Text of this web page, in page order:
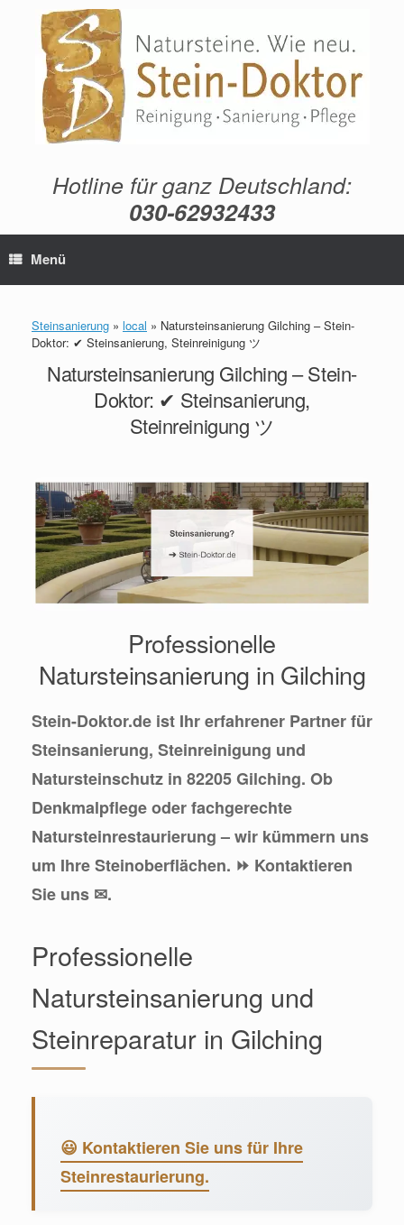
springen
Hotline für ganz Deutschland:
030-62932433
Menü
Steinsanierung » local » Natursteinsanierung Gilching – Stein-
Doktor: ✔ Steinsanierung, Steinreinigung ツ
Natursteinsanierung Gilching – Stein-
Doktor: ✔ Steinsanierung,
Steinreinigung ツ
Professionelle
Natursteinsanierung in Gilching
Stein-Doktor.de ist Ihr erfahrener Partner für
Steinsanierung, Steinreinigung und
Natursteinschutz in 82205 Gilching. Ob
Denkmalpflege oder fachgerechte
Natursteinrestaurierung – wir kümmern uns
um Ihre Steinoberflächen. ⏩ Kontaktieren
Sie uns ✉.
Professionelle
Natursteinsanierung und
Steinreparatur in Gilching
😃 Kontaktieren Sie uns für Ihre
Steinrestaurierung.